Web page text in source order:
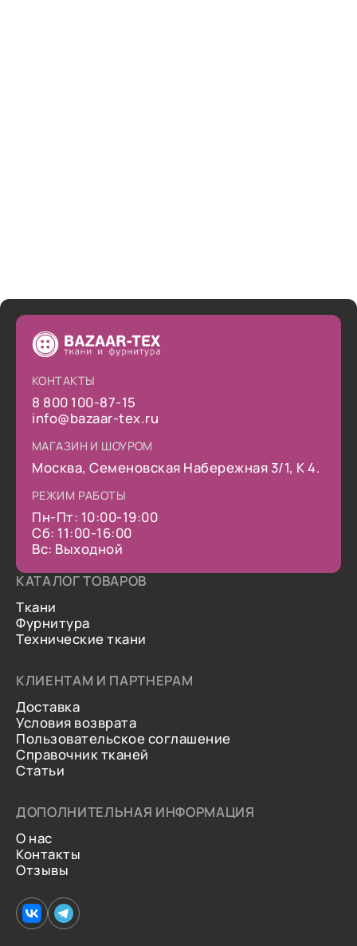
КОНТАКТЫ
8 800 100-87-15
info@bazaar-tex.ru
МАГАЗИН И ШОУРОМ
Москва, Семеновская Набережная 3/1, К 4.
РЕЖИМ РАБОТЫ
Пн-Пт: 10:00-19:00
Сб: 11:00-16:00
Вс: Выходной
КАТАЛОГ ТОВАРОВ
Ткани
Фурнитура
Технические ткани
КЛИЕНТАМ И ПАРТНЕРАМ
Доставка
Условия возврата
Пользовательское соглашение
Справочник тканей
Статьи
ДОПОЛНИТЕЛЬНАЯ ИНФОРМАЦИЯ
О нас
Контакты
Отзывы